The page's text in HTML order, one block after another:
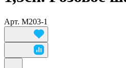
Арт. М203-1